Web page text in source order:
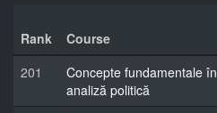
Rank Course
201
Concepte fundamentale în
analiză politică